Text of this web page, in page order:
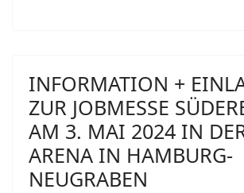
INFORMATION +
ZUR JOBMESSE
AM 3. MAI 2024 IN
ARENA IN HAMBURG-
NEUGRABEN